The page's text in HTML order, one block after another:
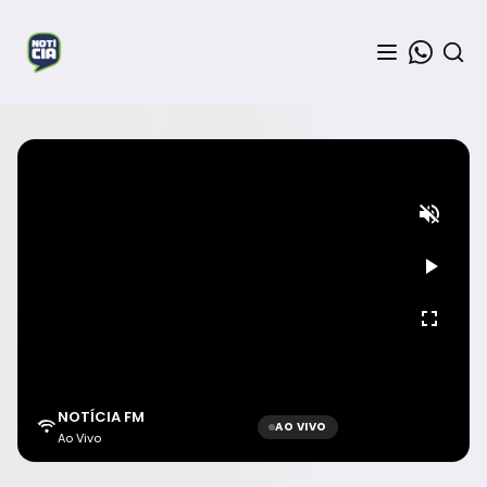
NOTÍCIA FM
Ao Vivo
AO VIVO